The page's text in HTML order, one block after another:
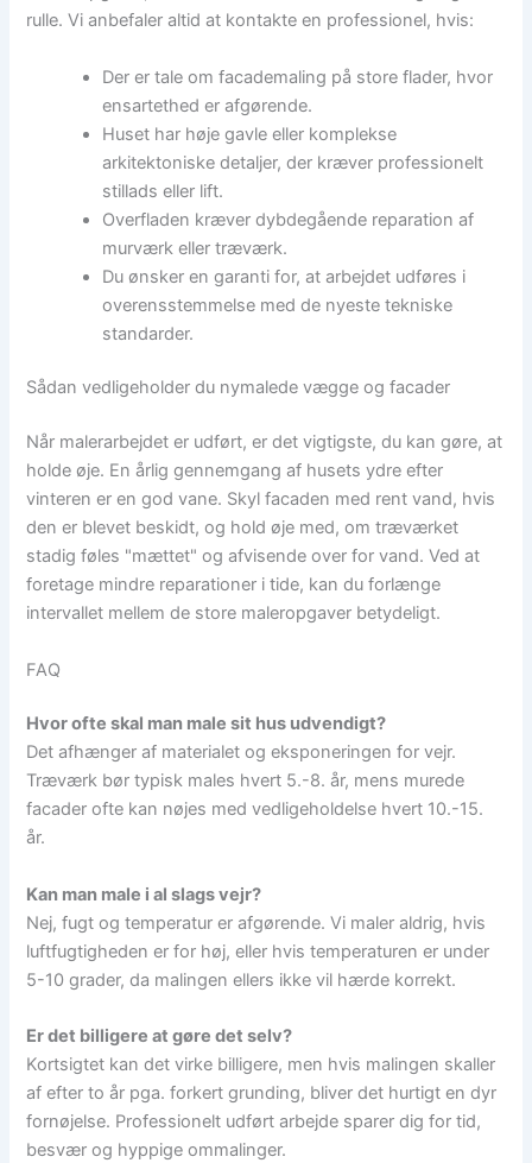
rulle. Vi anbefaler altid at kontakte en professionel, hvis:
Der er tale om facademaling på store flader, hvor
ensartethed er afgørende.
Huset har høje gavle eller komplekse
arkitektoniske detaljer, der kræver professionelt
stillads eller lift.
Overfladen kræver dybdegående reparation af
murværk eller træværk.
Du ønsker en garanti for, at arbejdet udføres i
overensstemmelse med de nyeste tekniske
standarder.
Sådan vedligeholder du nymalede vægge og facader
Når malerarbejdet er udført, er det vigtigste, du kan gøre, at
holde øje. En årlig gennemgang af husets ydre efter
vinteren er en god vane. Skyl facaden med rent vand, hvis
den er blevet beskidt, og hold øje med, om træværket
stadig føles "mættet" og afvisende over for vand. Ved at
foretage mindre reparationer i tide, kan du forlænge
intervallet mellem de store maleropgaver betydeligt.
FAQ
Hvor ofte skal man male sit hus udvendigt?
Det afhænger af materialet og eksponeringen for vejr.
Træværk bør typisk males hvert 5.-8. år, mens murede
facader ofte kan nøjes med vedligeholdelse hvert 10.-15.
år.
Kan man male i al slags vejr?
Nej, fugt og temperatur er afgørende. Vi maler aldrig, hvis
luftfugtigheden er for høj, eller hvis temperaturen er under
5-10 grader, da malingen ellers ikke vil hærde korrekt.
Er det billigere at gøre det selv?
Kortsigtet kan det virke billigere, men hvis malingen skaller
af efter to år pga. forkert grunding, bliver det hurtigt en dyr
fornøjelse. Professionelt udført arbejde sparer dig for tid,
besvær og hyppige ommalinger.